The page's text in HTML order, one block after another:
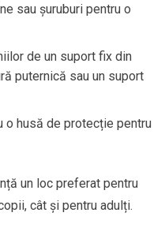
sau șuruburi pentru o
de un suport fix din
puternică sau un suport
o husă de protecție pentru
un loc preferat pentru
cât și pentru adulți.